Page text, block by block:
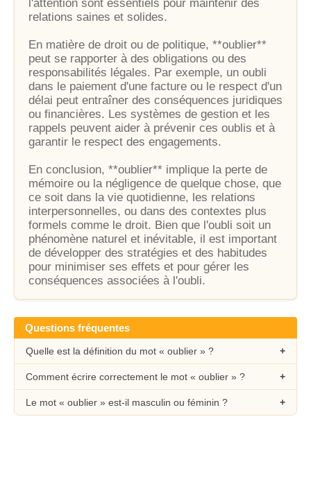
l'attention sont essentiels pour maintenir des
relations saines et solides.
En matière de droit ou de politique, **oublier**
peut se rapporter à des obligations ou des
responsabilités légales. Par exemple, un oubli
dans le paiement d'une facture ou le respect d'un
délai peut entraîner des conséquences juridiques
ou financières. Les systèmes de gestion et les
rappels peuvent aider à prévenir ces oublis et à
garantir le respect des engagements.
En conclusion, **oublier** implique la perte de
mémoire ou la négligence de quelque chose, que
ce soit dans la vie quotidienne, les relations
interpersonnelles, ou dans des contextes plus
formels comme le droit. Bien que l'oubli soit un
phénomène naturel et inévitable, il est important
de développer des stratégies et des habitudes
pour minimiser ses effets et pour gérer les
conséquences associées à l'oubli.
Questions fréquentes
Quelle est la définition du mot « oublier » ?
Comment écrire correctement le mot « oublier » ?
Le mot « oublier » est-il masculin ou féminin ?